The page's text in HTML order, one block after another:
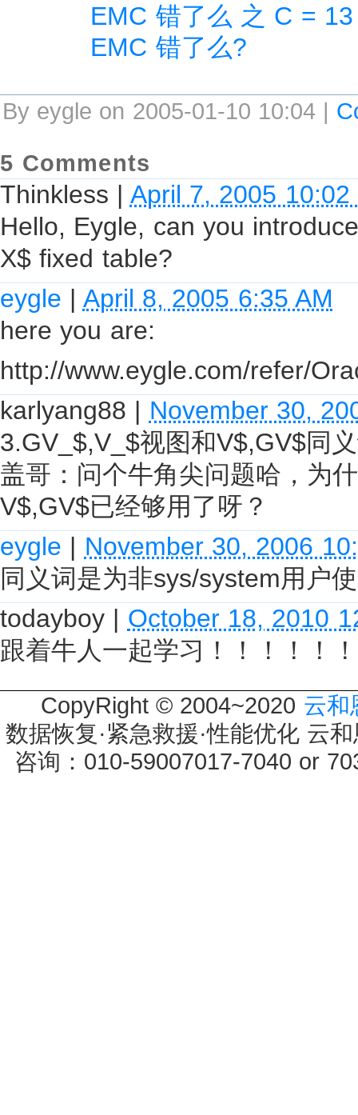
EMC 错了么 之 C =
EMC 错了么?
By eygle on 2005-01-10 10:04 |
5 Comments
Thinkless | April 7, 2005 10:02
Hello, Eygle, can you
X$ fixed table?
eygle | April 8, 2005 6:35 AM
here you are:
http://www.eygle.com/refer/
karlyang88 | November 30,
3.GV_$,V_$视图和V$,GV$同
盖哥：问个牛角尖问题哈，
V$,GV$已经够用了呀？
eygle | November 30, 2006
同义词是为非sys/system用户
todayboy | October 18, 2010
跟着牛人一起学习！！！！！！
CopyRight © 2004~2020 云和
数据恢复·紧急救援·性能优化 云
咨询：010-59007017-7040 or